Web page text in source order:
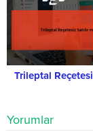
Trileptal
Yorumlar